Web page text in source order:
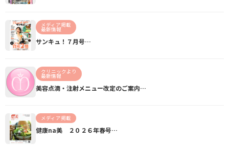
メディア掲載
最新情報
サンキュ！７月号…
クリニックより
最新情報
美容点滴・注射メニュー改定のご案内…
メディア掲載
健康na美 ２０２６年春号…